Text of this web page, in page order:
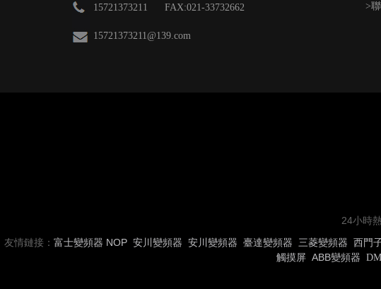
15721373211 FAX:021-33732662
15721373211@139.com
>
24小時
友情鏈接： 富士變頻器 NOP 安川變頻器 安川變頻器 臺達變頻器 三菱變頻器 西門
觸摸屏 ABB變頻器